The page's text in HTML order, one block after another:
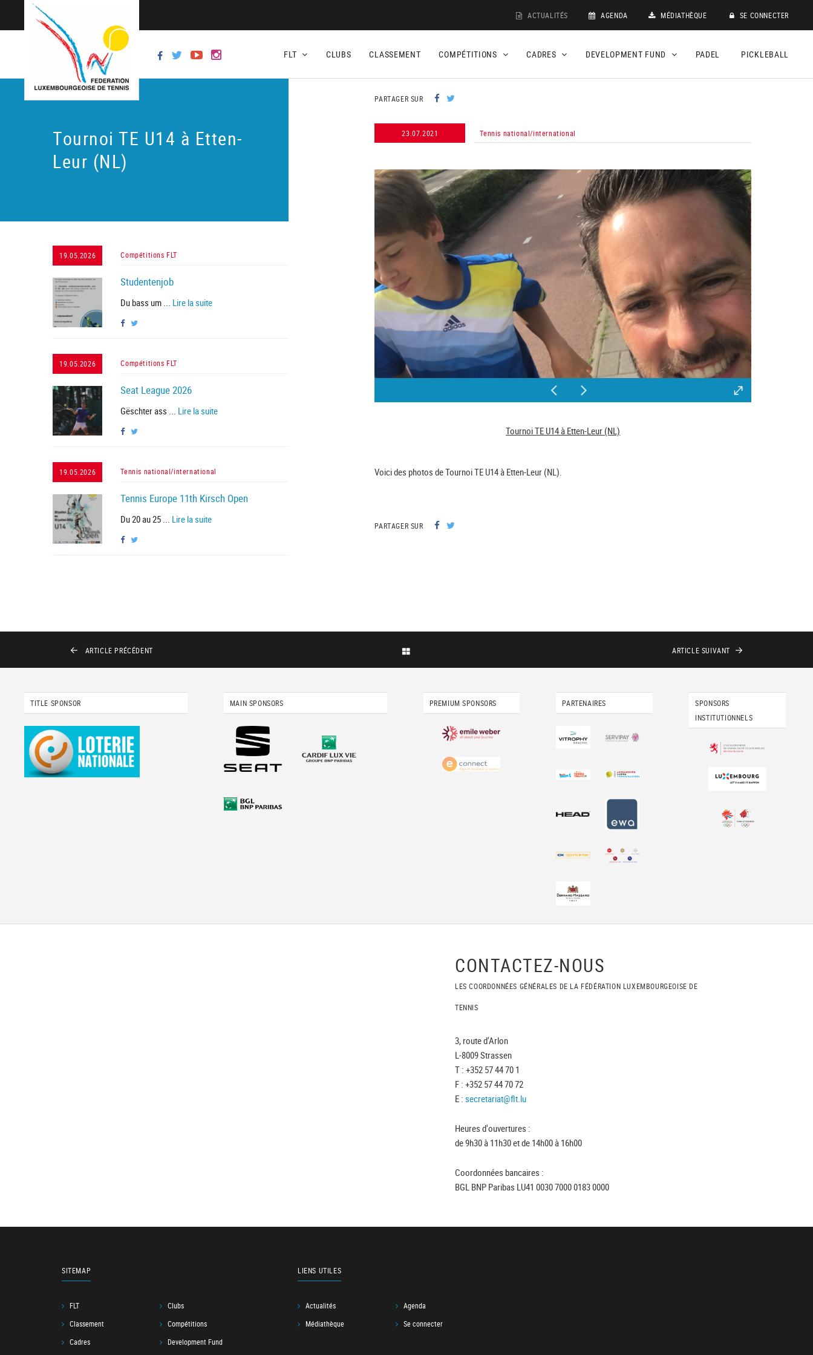
ACTUALITÉS AGENDA MÉDIATHÈQUE SE CONNECTER
FLT CLUBS CLASSEMENT COMPÉTITIONS CADRES DEVELOPMENT FUND PADEL PICKLEBALL
Tournoi TE U14 à Etten-
Leur (NL)
19.05.2026 Compétitions FLT
Studentenjob
Du bass um ... Lire la suite
19.05.2026 Compétitions FLT
Seat League 2026
Gëschter ass ... Lire la suite
19.05.2026 Tennis national/international
Tennis Europe 11th Kirsch Open
Du 20 au 25 ... Lire la suite
PARTAGER SUR
23.07.2021 Tennis national/international
Tournoi TE U14 à Etten-Leur (NL)
Voici des photos de Tournoi TE U14 à Etten-Leur (NL).
PARTAGER SUR
ARTICLE PRÉCÉDENT ARTICLE SUIVANT
TITLE SPONSOR MAIN SPONSORS PREMIUM SPONSORS PARTENAIRES
SPONSORS
INSTITUTIONNELS
CONTACTEZ-NOUS
LES COORDONNÉES GÉNÉRALES DE LA FÉDÉRATION LUXEMBOURGEOISE DE
TENNIS
3, route d'Arlon
L-8009 Strassen
T : +352 57 44 70 1
F : +352 57 44 70 72
E : secretariat@flt.lu
Heures d'ouvertures :
de 9h30 à 11h30 et de 14h00 à 16h00
Coordonnées bancaires :
BGL BNP Paribas LU41 0030 7000 0183 0000
SITEMAP
FLT
Clubs
Classement
Compétitions
Cadres
Development Fund
LIENS UTILES
Actualités
Agenda
Médiathèque
Se connecter